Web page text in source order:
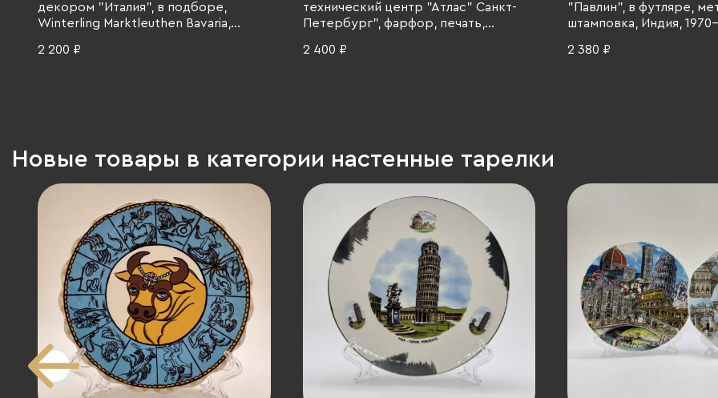
декором "Италия", в подборе,
Winterling Marktleuthen Bavaria,
гг.
2 200 ₽
технический центр "Атлас" Санкт-
Петербург", фарфор, печать,
фарфоровый завод (ИФЗ),
2 400 ₽
"Павлин", в футляре,
штамповка, Индия, 1970-
2 380 ₽
Новые товары в категории настенные тарелки